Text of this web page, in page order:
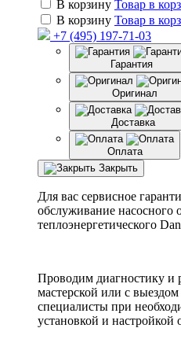
В корзину Товар в
В корзину Товар в
+7 (495) 197-71-03
Гарантия
Оригинал
Доставка
Оплата
Закрыть
Для вас сервисное
обслуживание насосного
теплоэнергетического
Проводим диагностику и
мастерской или с
специалисты при
установкой и настройкой